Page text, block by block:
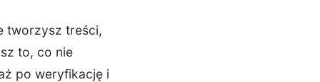
tworzysz treści,
to, co nie
po weryfikację i